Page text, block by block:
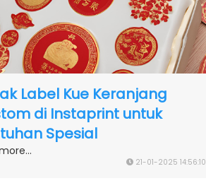
Label Kue Keranjang
di Instaprint untuk
Spesial
21-01-2025 14:56:10